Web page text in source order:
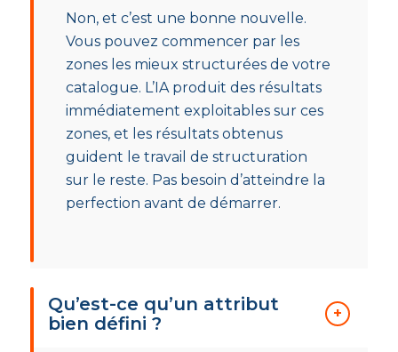
Non, et c’est une bonne nouvelle.
Vous pouvez commencer par les
zones les mieux structurées de votre
catalogue. L’IA produit des résultats
immédiatement exploitables sur ces
zones, et les résultats obtenus
guident le travail de structuration
sur le reste. Pas besoin d’atteindre la
perfection avant de démarrer.
Qu’est-ce qu’un attribut
bien défini ?